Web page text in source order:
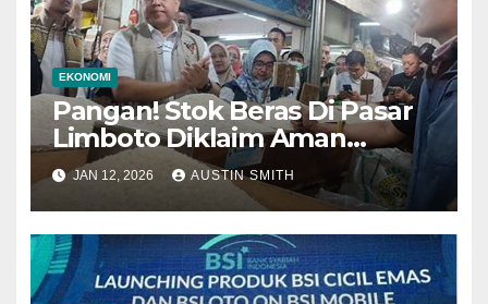
EKONOMI
Pangan! Stok Beras Di Pasar
Limboto Diklaim Aman
Jelang Akhir Tahun, Harga
Stabil!
JAN 12, 2026 AUSTIN SMITH